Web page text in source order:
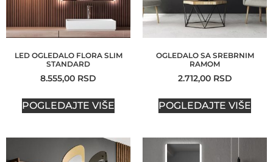
LED OGLEDALO FLORA SLIM
STANDARD
8.555,00 RSD
POGLEDAJTE VIŠE
OGLEDALO SA SREBRNIM
RAMOM
2.712,00 RSD
POGLEDAJTE VIŠE